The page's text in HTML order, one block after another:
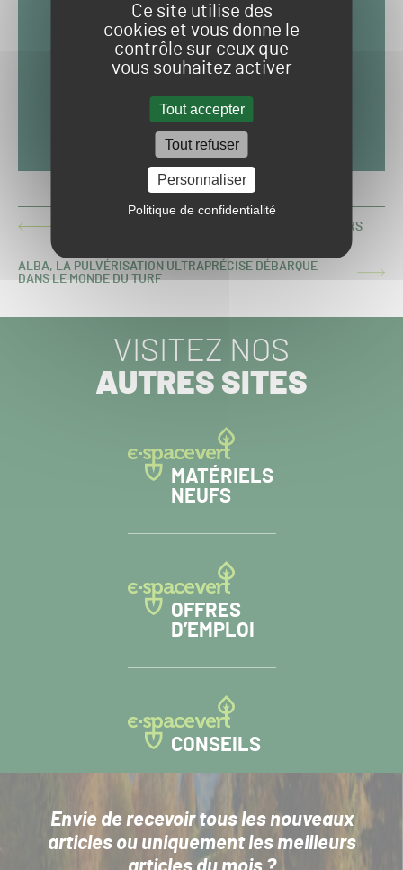
Ce site utilise des
cookies et vous donne le
contrôle sur ceux que
vous souhaitez activer
Tout accepter
Tout refuser
Personnaliser
Politique de confidentialité
ARTICLE
PRÉCÉDENT :
SOIL SCOUT LANCE LE PROGRAMME GRANDMASTERS
ARTICLE
ALBA, LA PULVÉRISATION ULTRAPRÉCISE DÉBARQUE
DANS LE MONDE DU TURF
VISITEZ NOS
AUTRES SITES
MATÉRIELS
NEUFS
OFFRES
D’EMPLOI
CONSEILS
Envie de recevoir tous les nouveaux
articlesou uniquement les meilleurs